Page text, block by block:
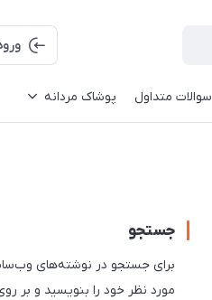
سوالات متداول پوشاک مردانه
جستجو
برای جستجو در نوشته‌های
مورد نظر خود را بنویسید و بر